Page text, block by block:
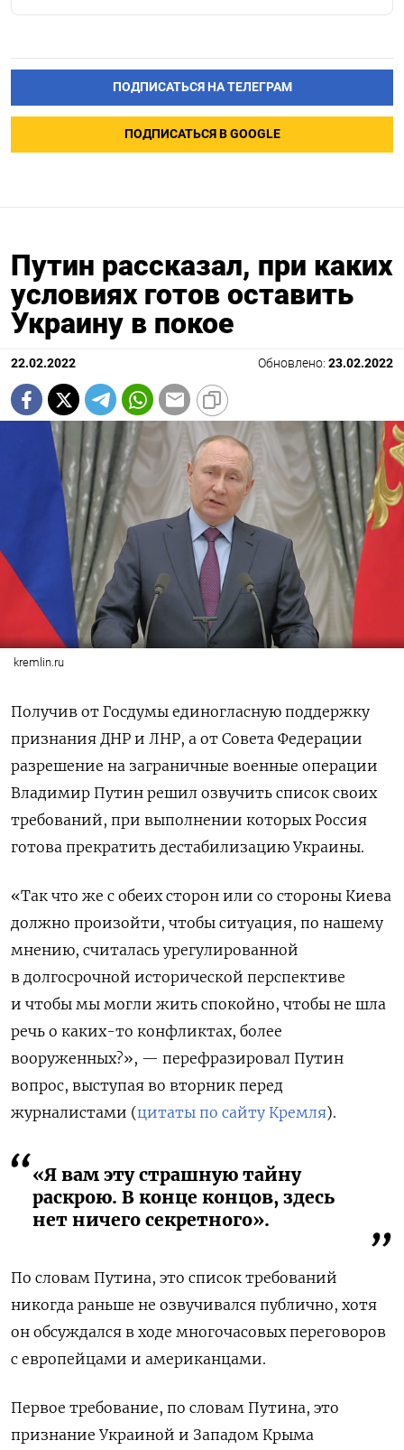
ПОДПИСАТЬСЯ НА ТЕЛЕГРАМ
ПОДПИСАТЬСЯ В GOOGLE
Путин рассказал, при каких
условиях готов оставить
Украину в покое
22.02.2022 Обновлено: 23.02.2022
kremlin.ru
Получив от Госдумы единогласную поддержку
признания ДНР и ЛНР, а от Совета Федерации
разрешение на заграничные военные операции
Владимир Путин решил озвучить список своих
требований, при выполнении которых Россия
готова прекратить дестабилизацию Украины.
«Так что же с обеих сторон или со стороны Киева
должно произойти, чтобы ситуация, по нашему
мнению, считалась урегулированной
в долгосрочной исторической перспективе
и чтобы мы могли жить спокойно, чтобы не шла
речь о каких-то конфликтах, более
вооруженных?», — перефразировал Путин
вопрос, выступая во вторник перед
журналистами (цитаты по сайту Кремля).
«Я вам эту страшную тайну
раскрою. В конце концов, здесь
нет ничего секретного».
По словам Путина, это список требований
никогда раньше не озвучивался публично, хотя
он обсуждался в ходе многочасовых переговоров
с европейцами и американцами.
Первое требование, по словам Путина, это
признание Украиной и Западом Крыма